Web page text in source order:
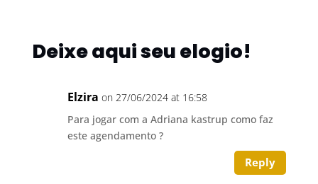
Deixe aqui seu elogio!
Elzira on 27/06/2024 at 16:58
Para jogar com a Adriana kastrup como faz
este agendamento ?
Reply